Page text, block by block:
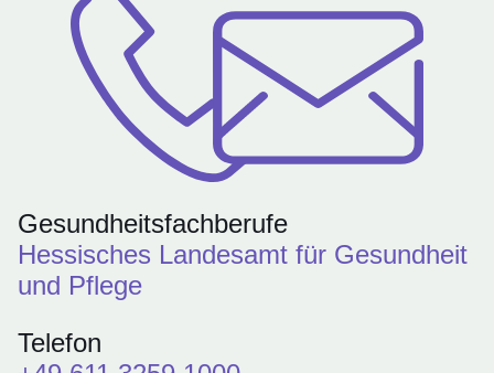
Gesundheitsfachberufe
Hessisches Landesamt für Gesundheit
und Pflege
Telefon